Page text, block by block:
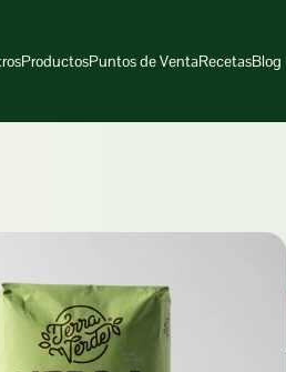
ProductosPuntos de VentaRecetasBlog